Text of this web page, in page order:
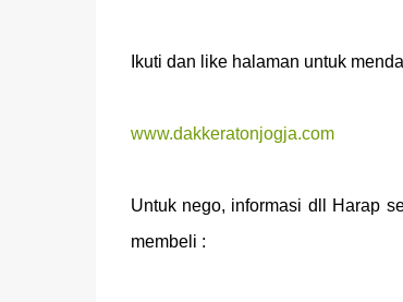
Ikuti dan like halaman untuk
www.dakkeratonjogja.com
Untuk nego, informasi dll Harap
membeli :